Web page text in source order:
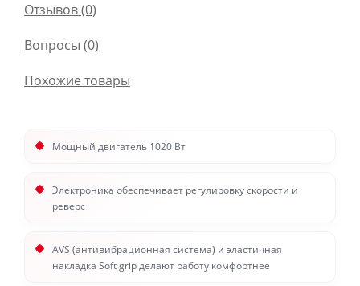
Отзывов (0)
Вопросы (0)
Похожие товары
Мощный двигатель 1020 Вт
Электроника обеспечивает регулировку скорости и
реверс
AVS (антивибрационная система) и эластичная
накладка Soft grip делают работу комфортнее